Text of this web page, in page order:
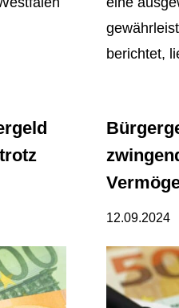
berichtet,
12.09.2024